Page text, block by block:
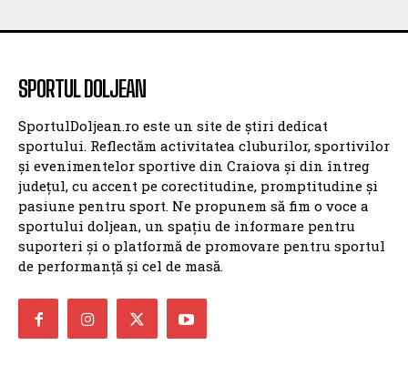
SPORTUL DOLJEAN
SportulDoljean.ro este un site de știri dedicat
sportului. Reflectăm activitatea cluburilor, sportivilor
și evenimentelor sportive din Craiova și din întreg
județul, cu accent pe corectitudine, promptitudine și
pasiune pentru sport. Ne propunem să fim o voce a
sportului doljean, un spațiu de informare pentru
suporteri și o platformă de promovare pentru sportul
de performanță și cel de masă.